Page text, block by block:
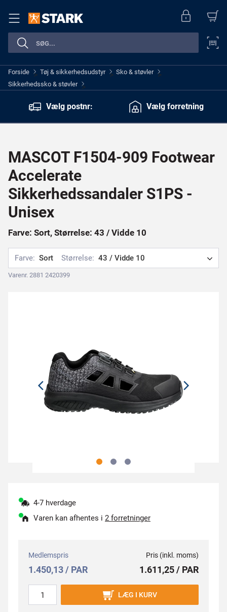
Forside > Tøj & sikkerhedsudstyr > Sko & støvler >
Sikkerhedssko & støvler >
Vælg postnr:
Vælg forretning
MASCOT F1504-909 Footwear
Accelerate
Sikkerhedssandaler S1PS -
Unisex
Farve: Sort, Størrelse: 43 / Vidde 10
Farve: Sort Størrelse: 43 / Vidde 10
Varenr. 2881 2420399
4-7 hverdage
Varen kan afhentes i 2 forretninger
Medlemspris
1.450,13 / PAR
Pris (inkl. moms)
1.611,25 / PAR
LÆG I KURV